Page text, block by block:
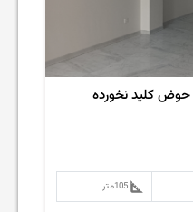
105متر